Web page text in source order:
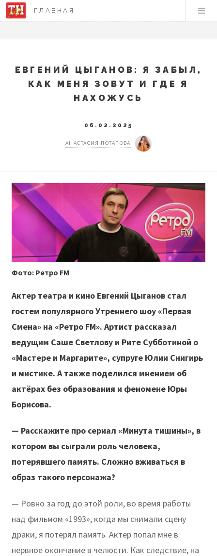
ГЛАВНАЯ
ЕВГЕНИЙ ЦЫГАНОВ: Я ЗАБЫЛ,
КАК МЕНЯ ЗОВУТ И ГДЕ Я
НАХОЖУСЬ
06.02.2025
АНАСТАСИЯ ПОТАПОВА
Фото: Ретро FM
Актер театра и кино Евгений Цыганов стал
гостем популярного Утреннего шоу «Первая
Смена» на «Ретро FM». Артист рассказал
ведущим Саше Светлову и Рите Субботиной о
«Мастере и Маргарите», супруге Юлии Снигирь
и мистике. А также поделился мнением об
актёрах без образования и феномене Юры
Борисова.
— Расскажите про сериал «Минута тишины», в
котором вы сыграли роль человека,
потерявшего память. Сложно вживаться в
образ такого персонажа?
— Ровно за год до этой роли, во время работы
над фильмом «1993», когда мы снимали сцену
драки, я потерял память. Актер попал мне в
нервное окончание в челюсти. Как следствие, на